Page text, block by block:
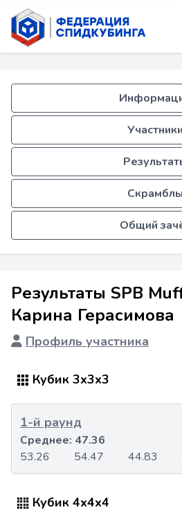
Участники
Скрамблы
Общий
Результаты SPB
Карина Герасимова
Профиль участника
Кубик 3x3x3
1-й раунд
53.26 54.47 44.83
Среднее: 47.36
Кубик 4x4x4